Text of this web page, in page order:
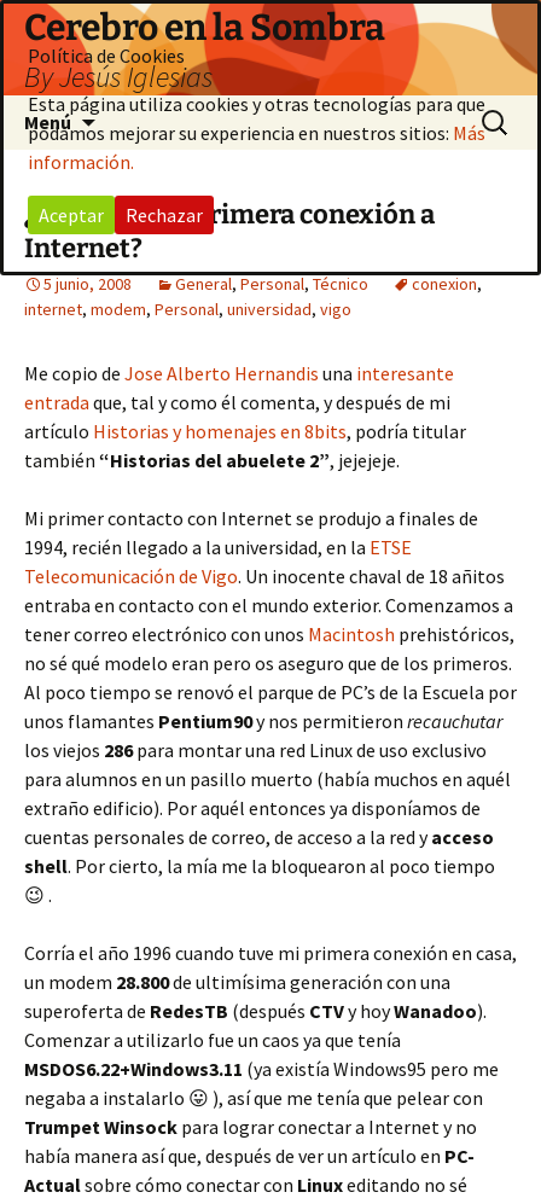
Saltar
contenido
Cerebro en la Sombra
By Jesús Iglesias
Menú Buscar:
¿Como fue tu primera conexión a
Internet?
5 junio, 2008 General, Personal, Técnico conexion,
internet, modem, Personal, universidad, vigo
Me copio de Jose Alberto Hernandis una interesante
entrada que, tal y como él comenta, y después de mi
artículo Historias y homenajes en 8bits, podría titular
también “Historias del abuelete 2”, jejejeje.
Mi primer contacto con Internet se produjo a finales de
1994, recién llegado a la universidad, en la ETSE
Telecomunicación de Vigo. Un inocente chaval de 18 añitos
entraba en contacto con el mundo exterior. Comenzamos a
tener correo electrónico con unos Macintosh prehistóricos,
no sé qué modelo eran pero os aseguro que de los primeros.
Al poco tiempo se renovó el parque de PC’s de la Escuela por
unos flamantes Pentium90y nos permitieron recauchutar
los viejos 286para montar una red Linux de uso exclusivo
para alumnos en un pasillo muerto (había muchos en aquél
extraño edificio). Por aquél entonces ya disponíamos de
cuentas personales de correo, de acceso a la red yacceso
shell. Por cierto, la mía me la bloquearon al poco tiempo
😉 .
Corría el año 1996 cuando tuve mi primera conexión en casa,
un modem 28.800de ultimísima generación con una
superoferta de RedesTB (después CTVy hoyWanadoo).
Comenzar a utilizarlo fue un caos ya que tenía
MSDOS6.22+Windows3.11 (ya existía Windows95 pero me
negaba a instalarlo 😛 ), así que me tenía que pelear con
TrumpetWinsock para lograr conectar a Internet y no
había manera así que, después de ver un artículo en PC-
Actualsobre cómo conectar con Linuxeditando no sé
Política de Cookies
Esta página utiliza cookies y otras tecnologías para que
podamos mejorar su experiencia en nuestros sitios: Más
información.
Aceptar Rechazar